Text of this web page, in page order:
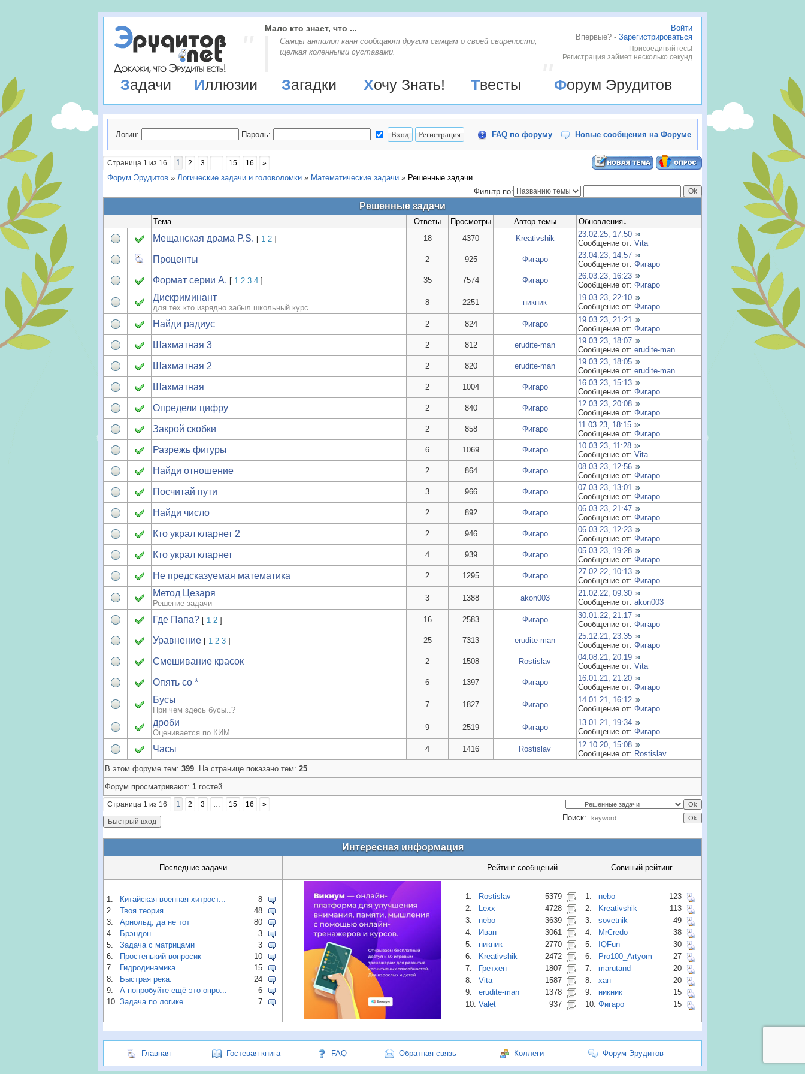
Войти
Впервые? - Зарегистрироваться
Присоединяйтесь!
Регистрация займет несколько секунд
Мало кто знает, что ...
Самцы антилоп канн сообщают другим самцам о своей свирепости,
щелкая коленными суставами.
Задачи Иллюзии Загадки Хочу Знать! Твесты Форум Эрудитов
Логин: Пароль: FAQ по форуму Новые сообщения на Форуме
Страница 1 из 16 1 2 3 … 15 16 »
Форум Эрудитов » Логические задачи и головоломки » Математические задачи » Решенные задачи
Фильтр по:
Решенные задачи
Тема Ответы Просмотры Автор темы Обновления↓
Мещанская драма P.S. [ 1 2 ] 18 4370 Kreativshik
23.02.25, 17:50
Сообщение от: Vita
Проценты 2 925 Фигаро
23.04.23, 14:57
Сообщение от: Фигаро
Формат серии А. [ 1 2 3 4 ] 35 7574 Фигаро
26.03.23, 16:23
Сообщение от: Фигаро
Дискриминант
для тех кто изрядно забыл школьный курс
8 2251 никник
19.03.23, 22:10
Сообщение от: Фигаро
Найди радиус 2 824 Фигаро
19.03.23, 21:21
Сообщение от: Фигаро
Шахматная 3 2 812 erudite-man
19.03.23, 18:07
Сообщение от: erudite-man
Шахматная 2 2 820 erudite-man
19.03.23, 18:05
Сообщение от: erudite-man
Шахматная 2 1004 Фигаро
16.03.23, 15:13
Сообщение от: Фигаро
Определи цифру 2 840 Фигаро
12.03.23, 20:08
Сообщение от: Фигаро
Закрой скобки 2 858 Фигаро
11.03.23, 18:15
Сообщение от: Фигаро
Разрежь фигуры 6 1069 Фигаро
10.03.23, 11:28
Сообщение от: Vita
Найди отношение 2 864 Фигаро
08.03.23, 12:56
Сообщение от: Фигаро
Посчитай пути 3 966 Фигаро
07.03.23, 13:01
Сообщение от: Фигаро
Найди число 2 892 Фигаро
06.03.23, 21:47
Сообщение от: Фигаро
Кто украл кларнет 2 2 946 Фигаро
06.03.23, 12:23
Сообщение от: Фигаро
Кто украл кларнет 4 939 Фигаро
05.03.23, 19:28
Сообщение от: Фигаро
Не предсказуемая математика 2 1295 Фигаро
27.02.22, 10:13
Сообщение от: Фигаро
Метод Цезаря
Решение задачи
3 1388 akon003
21.02.22, 09:30
Сообщение от: akon003
Где Папа? [ 1 2 ] 16 2583 Фигаро
30.01.22, 21:17
Сообщение от: Фигаро
Уравнение [ 1 2 3 ] 25 7313 erudite-man
25.12.21, 23:35
Сообщение от: Фигаро
Смешивание красок 2 1508 Rostislav
04.08.21, 20:19
Сообщение от: Vita
Опять со * 6 1397 Фигаро
16.01.21, 21:20
Сообщение от: Фигаро
Бусы
При чем здесь бусы..?
7 1827 Фигаро
14.01.21, 16:12
Сообщение от: Фигаро
дроби
Оценивается по КИМ
9 2519 Фигаро
13.01.21, 19:34
Сообщение от: Фигаро
Часы 4 1416 Rostislav
12.10.20, 15:08
Сообщение от: Rostislav
В этом форуме тем: 399. На странице показано тем: 25.
Форум просматривают: 1 гостей
Страница 1 из 16 1 2 3 … 15 16 »
Поиск:
Интересная информация
Последние задачи Рейтинг сообщений Совиный рейтинг
1. Китайская военная хитрост...
8
2.
Твоя теория
48
3.
Арнольд, да не тот
80
4.
Брэндон.
3
5.
Задача с матрицами
3
6.
Простенький вопросик
10
7.
Гидродинамика
15
8.
Быстрая река.
24
9.
А попробуйте ещё это опро...
6
10. Задача по логике 7
1. Rostislav
5379
2.
Lexx
4728
3.
nebo
3639
4.
Иван
3061
5.
никник
2770
6.
Kreativshik
2472
7.
Гретхен
1807
8.
Vita
1587
9.
erudite-man
1378
10. Valet 937
1. nebo
123
2.
Kreativshik
113
3.
sovetnik
49
4.
MrCredo
38
5.
IQFun
30
6.
Pro100_Artyom
27
7.
marutand
20
8.
хан
20
9.
никник
15
10. Фигаро 15
Главная Гостевая книга FAQ Обратная связь Коллеги Форум Эрудитов